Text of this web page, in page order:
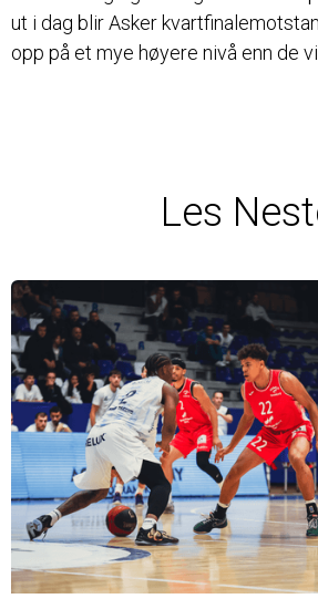
ut i dag blir Asker
opp på et mye høyere nivå enn de
Les